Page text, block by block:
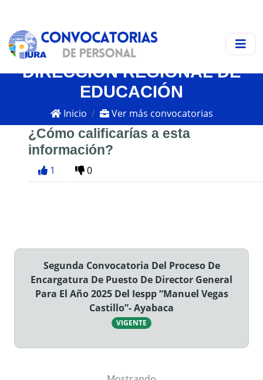
DIRECCIÓN REGIONAL DE
EDUCACIÓN
Inicio Ver más convocatorias
¿Cómo calificarías a esta
información?
1 0
Segunda Convocatoria Del Proceso De
Encargatura De Puesto De Director General
Para El Año 2025 Del Iespp “Manuel Vegas
Castillo”- Ayabaca
VIGENTE